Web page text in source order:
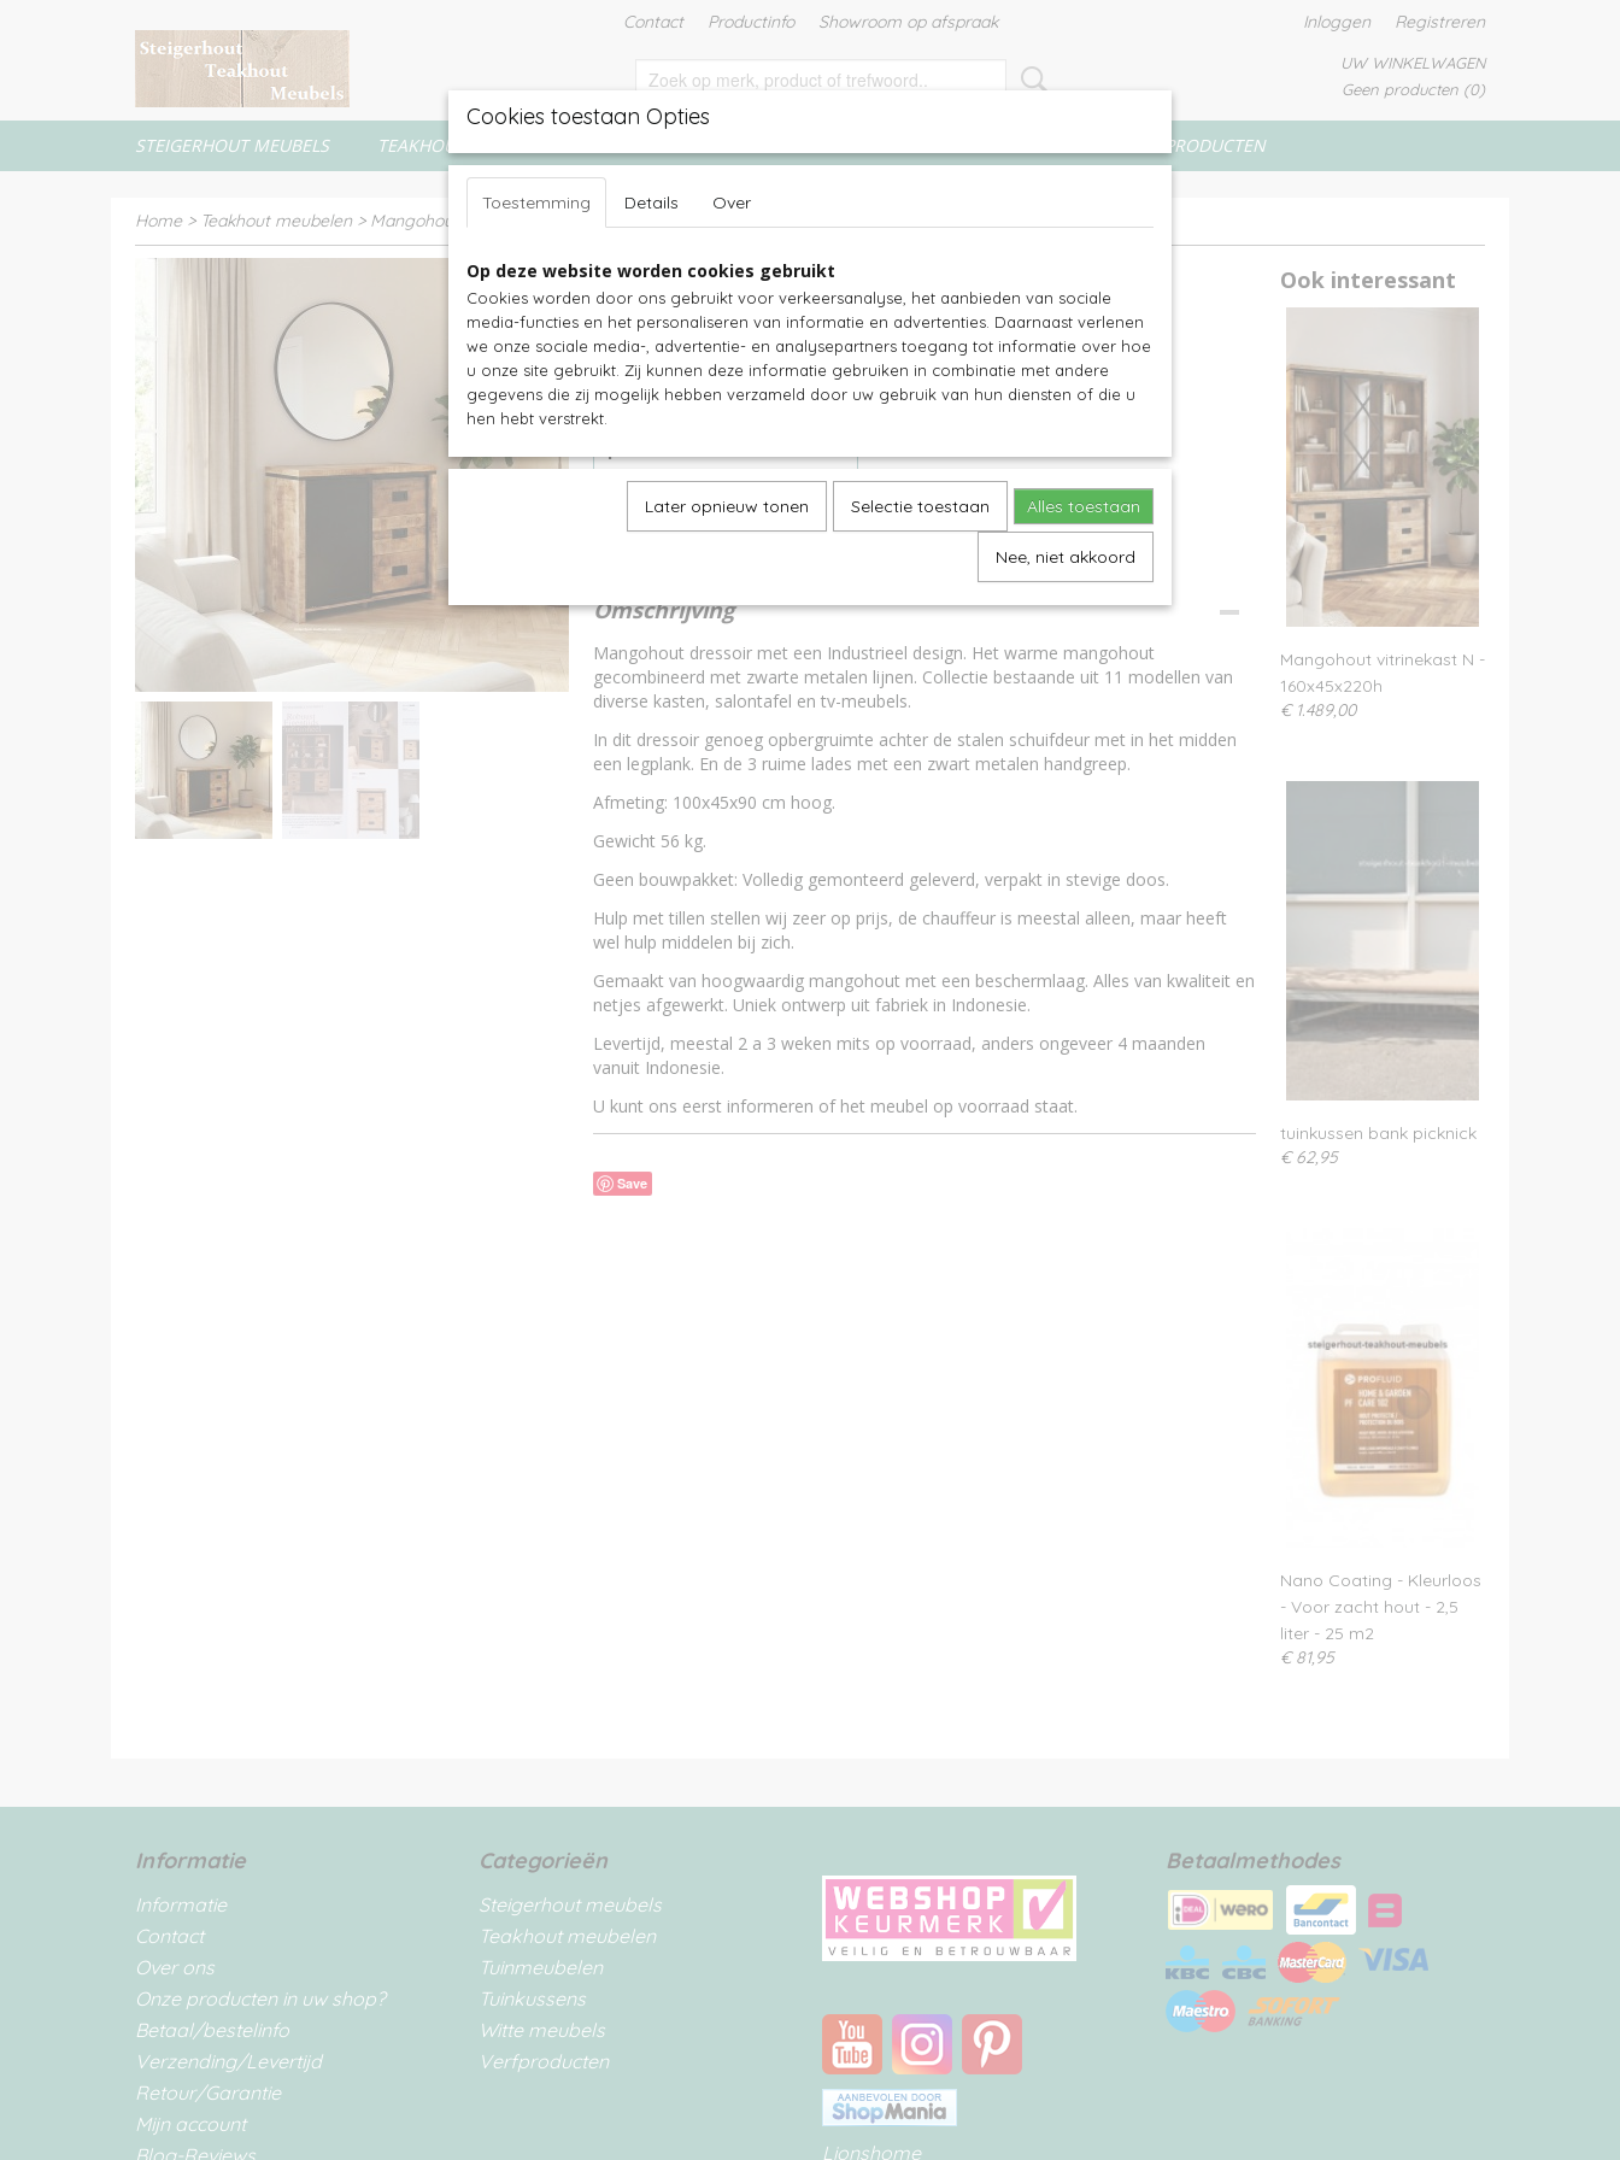
Contact Productinfo Showroom op afspraak Inloggen Registreren
UW WINKELWAGEN
Geen producten (0)
STEIGERHOUT MEUBELS TEAKHOUT MEUBELEN VERFPRODUCTEN
Home> Teakhout meubelen > Mangohout meubels
Mangohout dressoir model N - 100x45x90h
€ 549,00 (inclusief btw 21%)
Levertijd 2-3 weken
Aantal
IN WINKELWAGEN
Omschrijving
Mangohout dressoir met een Industrieel design. Het warme mangohout
gecombineerd met zwarte metalen lijnen. Collectie bestaande uit 11 modellen van
diverse kasten, salontafel en tv-meubels.
In dit dressoir genoeg opbergruimte achter de stalen schuifdeur met in het midden
een legplank. En de 3 ruime lades met een zwart metalen handgreep.
Afmeting: 100x45x90 cm hoog.
Gewicht 56 kg.
Geen bouwpakket: Volledig gemonteerd geleverd, verpakt in stevige doos.
Hulp met tillen stellen wij zeer op prijs, de chauffeur is meestal alleen, maar heeft
wel hulp middelen bij zich.
Gemaakt van hoogwaardig mangohout met een beschermlaag. Alles van kwaliteit en
netjes afgewerkt. Uniek ontwerp uit fabriek in Indonesie.
Levertijd, meestal 2 a 3 weken mits op voorraad, anders ongeveer 4 maanden
vanuit Indonesie.
U kunt ons eerst informeren of het meubel op voorraad staat.
Save
Ook interessant
Mangohout vitrinekast N -
160x45x220h
€ 1.489,00
tuinkussen bank picknick
€ 62,95
Nano Coating - Kleurloos
- Voor zacht hout - 2,5
liter - 25 m2
€ 81,95
Informatie
Informatie
Contact
Over ons
Onze producten in uw shop?
Betaal/bestelinfo
Verzending/Levertijd
Retour/Garantie
Mijn account
Blog-Reviews
Categorieën
Steigerhout meubels
Teakhout meubelen
Tuinmeubelen
Tuinkussens
Witte meubels
Verfproducten
Lionshome
Betaalmethodes
Cookies toestaan Opties
Toestemming Details Over
Op deze website worden cookies gebruikt
Cookies worden door ons gebruikt voor verkeersanalyse, het aanbieden van sociale
media-functies en het personaliseren van informatie en advertenties. Daarnaast verlenen
we onze sociale media-, advertentie- en analysepartners toegang tot informatie over hoe
u onze site gebruikt. Zij kunnen deze informatie gebruiken in combinatie met andere
gegevens die zij mogelijk hebben verzameld door uw gebruik van hun diensten of die u
hen hebt verstrekt.
Later opnieuw tonen Selectie toestaan Alles toestaan
Nee, niet akkoord